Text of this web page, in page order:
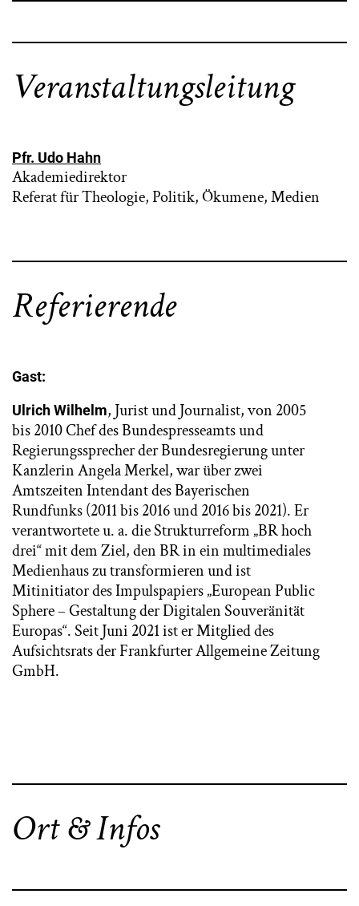
Veranstaltungsleitung
Pfr. Udo Hahn
Akademiedirektor
Referat für Theologie, Politik, Ökumene, Medien
Referierende
Gast:
Ulrich Wilhelm, Jurist und Journalist, von 2005
bis 2010 Chef des Bundespresseamts und
Regierungssprecher der Bundesregierung unter
Kanzlerin Angela Merkel, war über zwei
Amtszeiten Intendant des Bayerischen
Rundfunks (2011 bis 2016 und 2016 bis 2021). Er
verantwortete u. a. die Strukturreform „BR hoch
drei“ mit dem Ziel, den BR in ein multimediales
Medienhaus zu transformieren und ist
Mitinitiator des Impulspapiers „European Public
Sphere – Gestaltung der Digitalen Souveränität
Europas“. Seit Juni 2021 ist er Mitglied des
Aufsichtsrats der Frankfurter Allgemeine Zeitung
GmbH.
Ort & Infos